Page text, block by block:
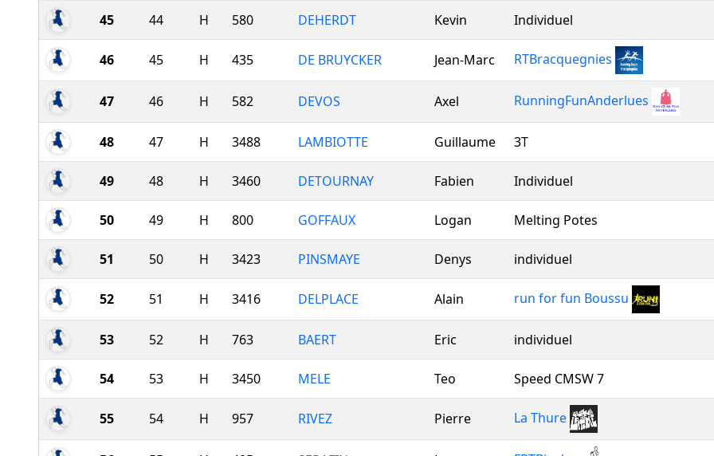
45 44 H 580 DEHERDT Kevin Individuel
46 45 H 435 DE BRUYCKER Jean-Marc RTBracquegnies
47 46 H 582 DEVOS Axel RunningFunAnderlues
48 47 H 3488 LAMBIOTTE Guillaume 3T
49 48 H 3460 DETOURNAY Fabien Individuel
50 49 H 800 GOFFAUX Logan Melting Potes
51 50 H 3423 PINSMAYE Denys individuel
52 51 H 3416 DELPLACE Alain run for fun Boussu
53 52 H 763 BAERT Eric individuel
54 53 H 3450 MELE Teo Speed CMSW 7
55 54 H 957 RIVEZ Pierre La Thure